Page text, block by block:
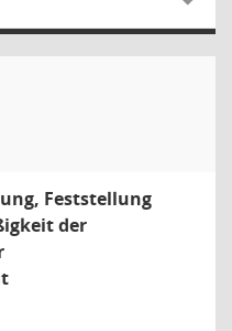
Feststellung
der